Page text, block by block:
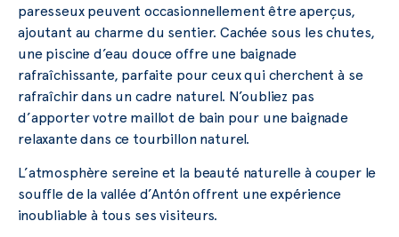
paresseux peuvent occasionnellement être aperçus,
ajoutant au charme du sentier. Cachée sous les chutes,
une piscine d’eau douce offre une baignade
rafraîchissante, parfaite pour ceux qui cherchent à se
rafraîchir dans un cadre naturel. N’oubliez pas
d’apporter votre maillot de bain pour une baignade
relaxante dans ce tourbillon naturel.
L’atmosphère sereine et la beauté naturelle à couper le
souffle de la vallée d’Antón offrent une expérience
inoubliable à tous ses visiteurs.